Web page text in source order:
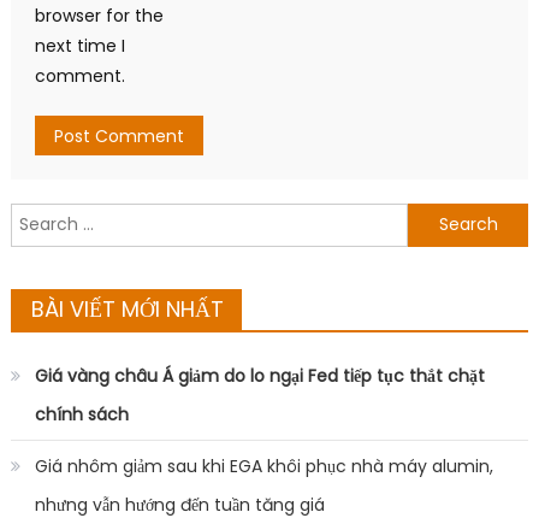
browser for the
next time I
comment.
Search
for:
BÀI VIẾT MỚI NHẤT
Giá vàng châu Á giảm do lo ngại Fed tiếp tục thắt chặt
chính sách
Giá nhôm giảm sau khi EGA khôi phục nhà máy alumin,
nhưng vẫn hướng đến tuần tăng giá